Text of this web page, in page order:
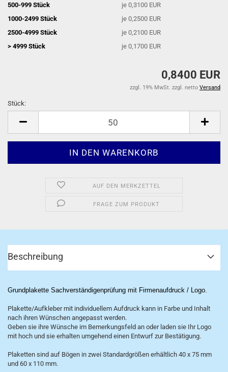
500-999 Stück
je 0,3100 EUR
1000-2499 Stück
je 0,2500 EUR
2500-4999 Stück
je 0,2100 EUR
> 4999 Stück
je 0,1700 EUR
0,8400 EUR
zzgl. 19% MwSt. zzgl. netto Versand
Stück:
AUF DEN MERKZETTEL
FRAGE ZUM PRODUKT
Beschreibung
Grundplakette Sachverständigenprüfung mit Firmenaufdruck / Logo.
Plakette/Aufkleber mit individuellem Aufdruck kann in Farbe und Inhalt
nach ihren Wünschen angepasst werden.
Geben sie ihre Wünsche im Bemerkungsfeld an oder laden sie Ihr Logo
mit hoch und sie erhalten umgehend einen Entwurf zur Bestätigung.
Plaketten sind auf Bögen in zwei Standardgrößen erhältlich 40 x 75 mm
und 60 x 110 mm.